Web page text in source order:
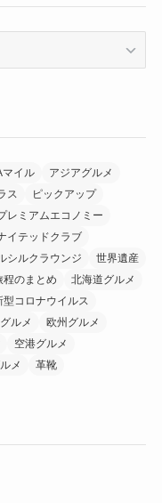
マイル
アジアグルメ
ス
ピックアップ
レミアムエコノミー
イテッドクラブ
シルクラウンジ
世界遺産
程のまとめ
北海道グルメ
型コロナウイルス
ルメ
欧州グルメ
空港グルメ
メ 革靴